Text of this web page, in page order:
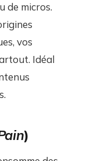
de micros.
vos
Idéal
)